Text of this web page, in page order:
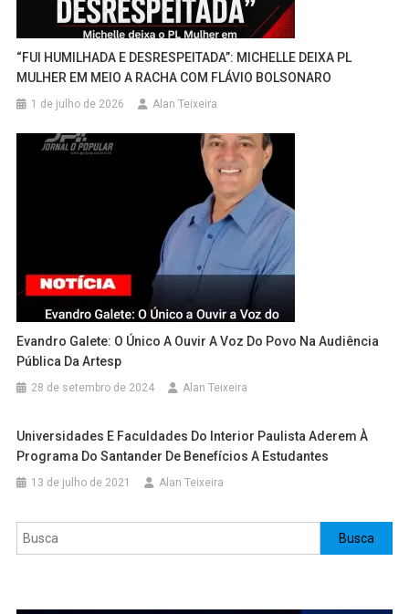
“FUI HUMILHADA E DESRESPEITADA”: MICHELLE DEIXA PL
MULHER EM MEIO A RACHA COM FLÁVIO BOLSONARO
1 de julho de 2026 Alan Teixeira
Evandro Galete: O Único A Ouvir A Voz Do Povo Na Audiência
Pública Da Artesp
28 de setembro de 2024 Alan Teixeira
Universidades E Faculdades Do Interior Paulista Aderem À
Programa Do Santander De Benefícios A Estudantes
13 de julho de 2021 Alan Teixeira
Pesquisar Busca